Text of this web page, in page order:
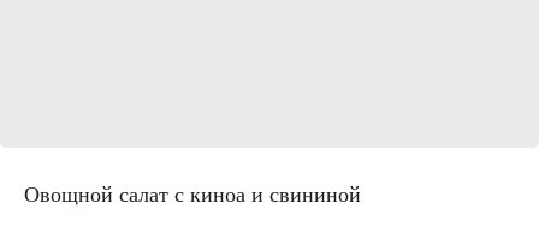
Овощной салат с киноа и свининой